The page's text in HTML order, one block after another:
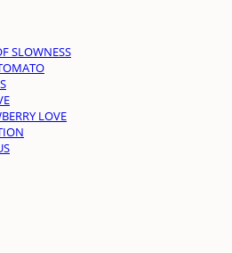
SLOWNESS
LOVE